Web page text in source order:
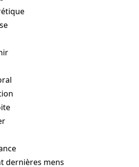
dernières mens